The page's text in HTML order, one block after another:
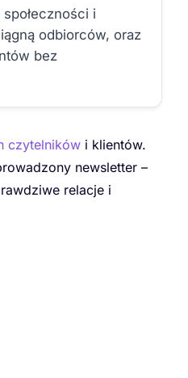
i
odbiorców, oraz
bez
czytelników i klientów.
newsletter –
relacje i